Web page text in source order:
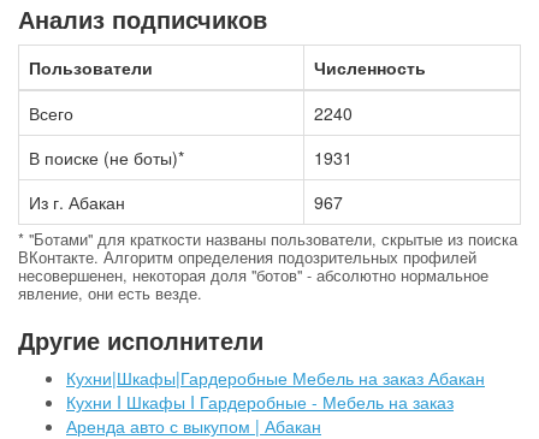
Анализ подписчиков
Пользователи
Численность
Всего
2240
В поиске (не боты)*
1931
Из г. Абакан
967
* "Ботами" для краткости названы пользователи, скрытые из поиска
ВКонтакте. Алгоритм определения подозрительных профилей
несовершенен, некоторая доля "ботов" - абсолютно нормальное
явление, они есть везде.
Другие исполнители
Кухни|Шкафы|Гардеробные Мебель на заказ Абакан
Кухни I Шкафы I Гардеробные - Мебель на заказ
Аренда авто с выкупом | Абакан